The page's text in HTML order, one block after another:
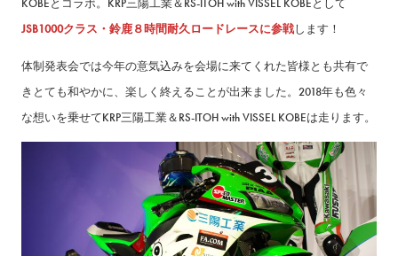
KOBEとコラボ。KRP三陽工業＆RS-ITOH with VISSEL KOBEとして
JSB1000クラス・鈴鹿８時間耐久ロードレースに参戦します！
体制発表会では今年の意気込みを会場に来てくれた皆様とも共有で
きとても和やかに、楽しく終えることが出来ました。2018年も色々
な想いを乗せてKRP三陽工業＆RS-ITOH with VISSEL KOBEは走ります。